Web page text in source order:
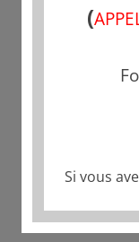
(
Si vous